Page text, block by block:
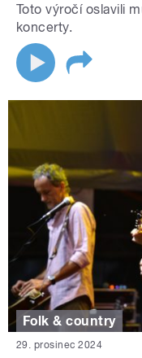
Toto výročí oslavili
koncerty.
Folk & country
29. prosinec 2024